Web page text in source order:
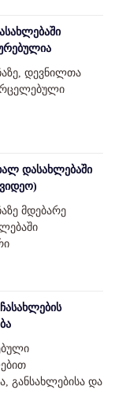
დევნილთა
დასახლებაში
მდებარე
განსახლებისა და